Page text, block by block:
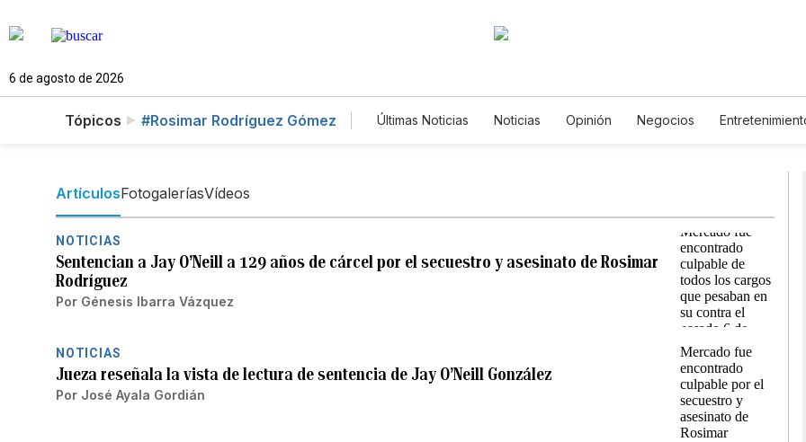
6 de agosto de 2026
Tópicos #Rosimar Rodríguez Gómez Últimas Noticias Noticias Opinión Negocios
ArtículosFotogaleríasVídeos
NOTICIAS
Sentencian a Jay O’Neill a 129 años de cárcel por el secuestro y asesinato de Rosimar
Rodríguez
Por Génesis Ibarra Vázquez
NOTICIAS
Jueza reseñala la vista de lectura de sentencia de Jay O’Neill González
Por José Ayala Gordián